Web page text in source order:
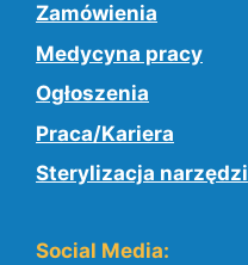
Zamówienia
Medycyna pracy
Ogłoszenia
Praca/Kariera
Sterylizacja narzędzi
Social Media: